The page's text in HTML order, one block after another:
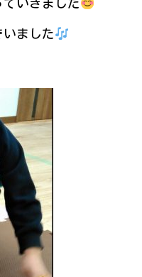
いきました
ました